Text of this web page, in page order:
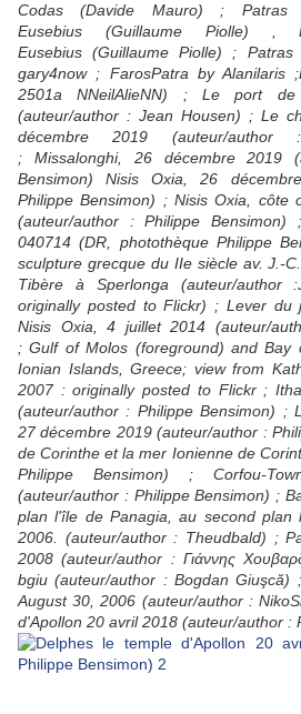
Codas (Davide Mauro) ;
Eusebius (Guillaume Piolle) ,
Eusebius (Guillaume Piolle) ;
gary4now ; FarosPatra by Alanilaris
2501a NNeilAlieNN) ; Le port
(auteur/author : Jean Housen) ; Le
décembre 2019 (auteur/author
; Missalonghi, 26 décembre 2019
Bensimon) Nisis Oxia, 26
Philippe Bensimon) ; Nisis Oxia, côte
(auteur/author : Philippe Bensimon)
040714 (DR, photothèque Philippe
sculpture grecque du IIe siècle av. J.-
Tibère à Sperlonga (auteur/author
originally posted to Flickr) ; Lever du
Nisis Oxia, 4 juillet 2014 (auteur/
; Gulf of Molos (foreground) and Bay
Ionian Islands, Greece; view from
2007: originally posted to Flickr ;
(auteur/author : Philippe Bensimon) ;
27 décembre 2019 (auteur/author :
de Corinthe et la mer Ionienne de
Philippe Bensimon) ; Corfou-
(auteur/author : Philippe Bensimon) ;
plan l'île de Panagia, au second plan
2006. (auteur/author : Theudbald) ;
2008 (auteur/author : Γιάννης
bgiu (auteur/author : Bogdan Giuşcă)
August 30, 2006 (auteur/author :
d'Apollon 20 avril 2018 (auteur/author :